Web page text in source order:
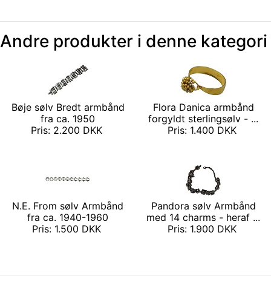
Andre produkter i denne kategori
Bøje sølv Bredt armbånd
fra ca. 1950
Pris: 2.200 DKK
Flora Danica armbånd
forgyldt sterlingsølv - ...
Pris: 1.400 DKK
N.E. From sølv Armbånd
fra ca. 1940-1960
Pris: 1.500 DKK
Pandora sølv Armbånd
med 14 charms - heraf ...
Pris: 1.900 DKK